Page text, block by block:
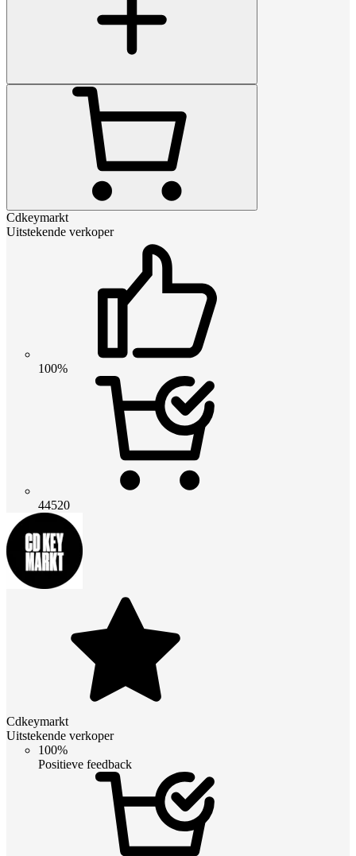
Cdkeymarkt
Uitstekende verkoper
100%
44520
Cdkeymarkt
Uitstekende verkoper
100%
Positieve feedback